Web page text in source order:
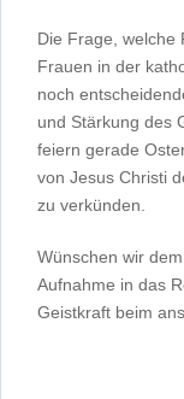
Die Frage, welche
Frauen in der
noch
und Stärkung des
feiern gerade
von Jesus Christi
zu verkünden.
Wünschen wir
Aufnahme in das
Geistkraft beim